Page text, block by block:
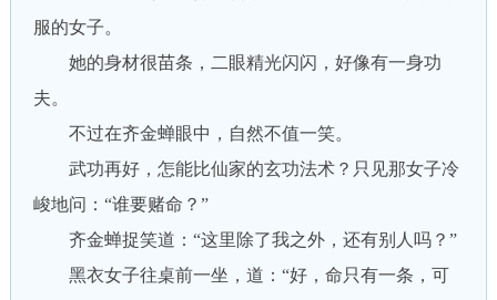
服的女子。
她的身材很苗条，二眼精光闪闪，好像有一身功
夫。
不过在齐金蝉眼中，自然不值一笑。
武功再好，怎能比仙家的玄功法术？只见那女子冷
峻地问：“谁要赌命？”
齐金蝉捉笑道：“这里除了我之外，还有别人吗？”
黑衣女子往桌前一坐，道：“好，命只有一条，可